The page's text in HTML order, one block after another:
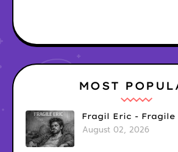
MOST
Fragil Eric - Fragile
August 02, 2026